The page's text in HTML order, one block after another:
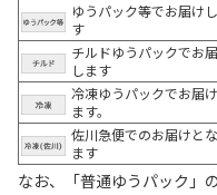
ゆうパック等でお届け
す
チルドゆうパックでお
します
冷凍ゆうパックでお届
ます。
佐川急便でのお届けと
ます
なお、「普通ゆうパック」